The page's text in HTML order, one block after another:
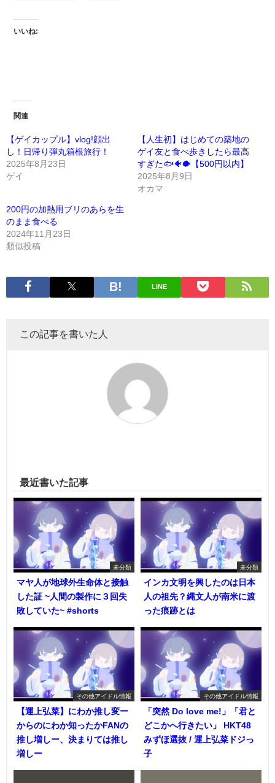
いいね:
関連
【ゲイカップル】vlog!顔出
し！日帰り弾丸箱根旅行！
2025年8月23日
ゲイ
【人生初】はじめての築地の
ゲイ友と食べ歩きしたら最高
すぎた🐟🐠🐡【500円以内】
2025年8月9日
オカマ
200円の加熱用ブリのあらを生
のまま食べる
2024年11月23日
類似投稿
LINE
この記事を書いた人
最近書いた記事
未分類
マヤ人が地球外生命体と接触
した証 ~人間の製作に３回失
敗していた~ #shorts
未分類
インカ文明を興したのは日本
人の祖先？縄文人が南米に渡
った痕跡とは
その他アイドル情報
【運上弘菜】にわか推し変ー
からのにわか知ったかFANの
推し増しー、決まりては推し
増しー
その他アイドル情報
「突然 Do love me!」「君と
どこかへ行きたい」 HKT48
みずほ選抜 / 運上弘菜ドジっ
子